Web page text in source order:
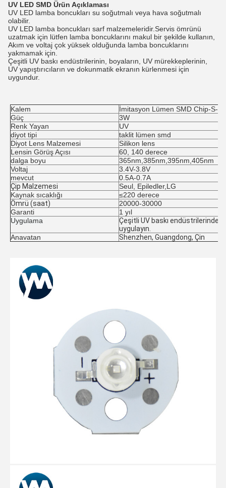
UV LED SMD Ürün Açıklaması
UV LED lamba boncukları su soğutmalı veya hava soğutmalı
olabilir.
UV LED lamba boncukları sarf malzemeleridir.Servis ömrünü
uzatmak için lütfen lamba boncuklarını makul bir şekilde kullanın,
Akım ve voltaj çok yüksek olduğunda lamba boncuklarını
yakmamak için.
Çeşitli UV baskı endüstrilerinin, boyaların, UV mürekkeplerinin,
UV yapıştırıcıların ve dokunmatik ekranın kürlenmesi için
uygundur.
Kalem
İmitasyon Lümen SMD Chip-S-
Güç
3W
Renk Yayan
UV
diyot tipi
taklit lümen smd
Diyot Lens Malzemesi
Silikon lens
Lensin Görüş Açısı
60, 140 derece
dalga boyu
365nm,385nm,395nm,405nm
Voltaj
3.4V-3.8V
mevcut
0.5A-0.7A
Çip Malzemesi
Seul, Epiledler,LG
Kaynak sıcaklığı
≤220 derece
Ömrü (saat)
20000-30000
Garanti
1 yıl
Uygulama
Çeşitli UV baskı endüstrilerinde,
uygulayın.
Anavatan
Shenzhen, Guangdong, Çin